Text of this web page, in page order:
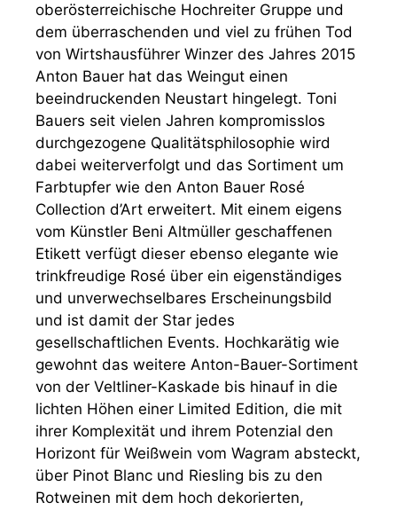
oberösterreichische Hochreiter Gruppe und
dem überraschenden und viel zu frühen Tod
von Wirtshausführer Winzer des Jahres 2015
Anton Bauer hat das Weingut einen
beeindruckenden Neustart hingelegt. Toni
Bauers seit vielen Jahren kompromisslos
durchgezogene Qualitätsphilosophie wird
dabei weiterverfolgt und das Sortiment um
Farbtupfer wie den Anton Bauer Rosé
Collection d’Art erweitert. Mit einem eigens
vom Künstler Beni Altmüller geschaffenen
Etikett verfügt dieser ebenso elegante wie
trinkfreudige Rosé über ein eigenständiges
und unverwechselbares Erscheinungsbild
und ist damit der Star jedes
gesellschaftlichen Events. Hochkarätig wie
gewohnt das weitere Anton-Bauer-Sortiment
von der Veltliner-Kaskade bis hinauf in die
lichten Höhen einer Limited Edition, die mit
ihrer Komplexität und ihrem Potenzial den
Horizont für Weißwein vom Wagram absteckt,
über Pinot Blanc und Riesling bis zu den
Rotweinen mit dem hoch dekorierten,